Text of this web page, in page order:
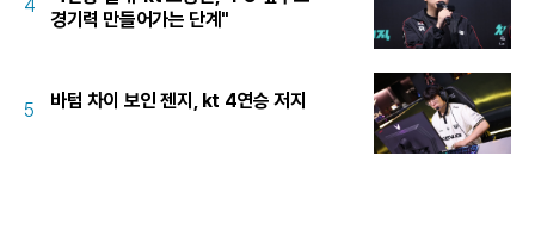
4
경기력 만들어가는 단계"
5 바텀 차이 보인 젠지, kt 4연승 저지